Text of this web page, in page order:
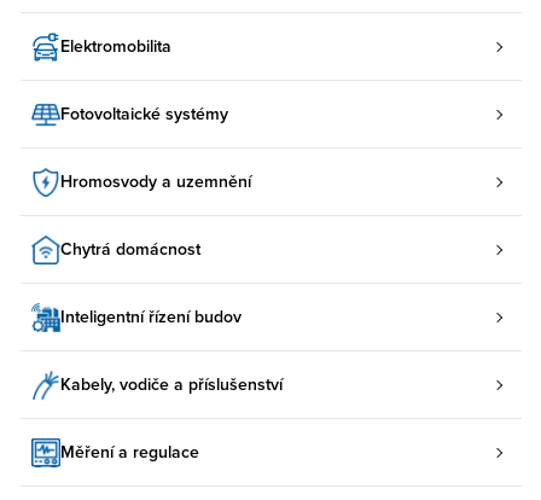
Elektromobilita
Fotovoltaické systémy
Hromosvody a uzemnění
Chytrá domácnost
Inteligentní řízení budov
Kabely, vodiče a příslušenství
Měření a regulace